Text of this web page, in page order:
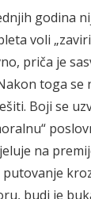
godina
voli
priča je
toga
Boji se
na
budi je